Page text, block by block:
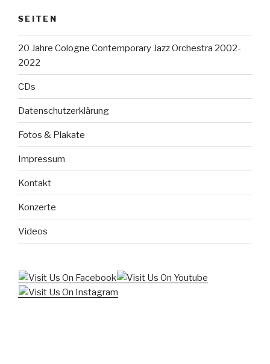
SEITEN
20 Jahre Cologne Contemporary Jazz Orchestra 2002-
2022
CDs
Datenschutzerklärung
Fotos & Plakate
Impressum
Kontakt
Konzerte
Videos